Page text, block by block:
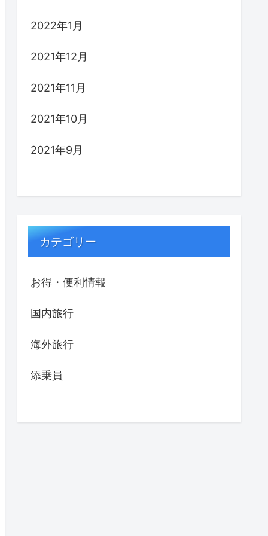
2022年1月
2021年12月
2021年11月
2021年10月
2021年9月
カテゴリー
お得・便利情報
国内旅行
海外旅行
添乗員